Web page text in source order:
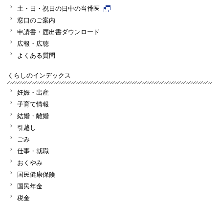
土・日・祝日の日中の当番医
窓口のご案内
申請書・届出書ダウンロード
広報・広聴
よくある質問
くらしのインデックス
妊娠・出産
子育て情報
結婚・離婚
引越し
ごみ
仕事・就職
おくやみ
国民健康保険
国民年金
税金